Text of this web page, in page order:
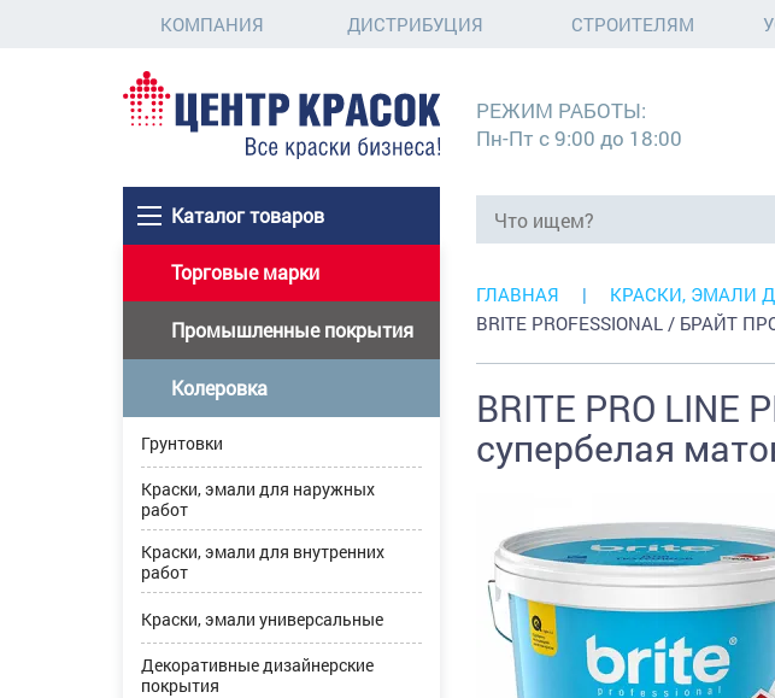
КОМПАНИЯ ДИСТРИБУЦИЯ СТРОИТЕЛЯМ
Каталог товаров
РЕЖИМ РАБОТЫ:
Пн-Пт с 9:00 до 18:00
Торговые марки
Промышленные покрытия
Колеровка
Грунтовки
Краски, эмали для наружных
работ
Краски, эмали для внутренних
работ
Краски, эмали универсальные
Декоративные дизайнерские
покрытия
ГЛАВНАЯ КРАСКИ, ЭМАЛИ
BRITE PROFESSIONAL / БРАЙТ
BRITE PRO LINE
супербелая